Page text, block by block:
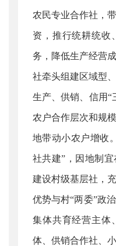
农民专业合作社，
资，推行统耕统收
务，降低生产经营
社牵头组建区域型
生产、供销、信用“
农户合作层次和规
地带动小农户增收
社共建”，因地制
建设村级基层社，
优势与村“两委”政
集体共育经营主体
体、供销合作社、